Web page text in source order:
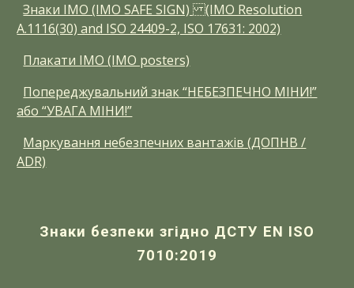
Знаки ІМО (IMO SAFE SIGN) (IMO Resolution
A.1116(30) and ISO 24409-2, ISO 17631: 2002)
Плакати ІМО (IMO posters)
Попереджувальний знак “НЕБЕЗПЕЧНО МІНИ!”
або “УВАГА МІНИ!”
Маркування небезпечних вантажів (ДОПНВ /
ADR)
Знаки безпеки згідно ДСТУ EN ISO
7010:2019